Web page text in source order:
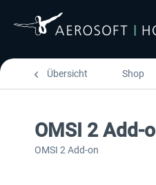
Übersicht Shop
OMSI 2 Add-
OMSI 2 Add-on